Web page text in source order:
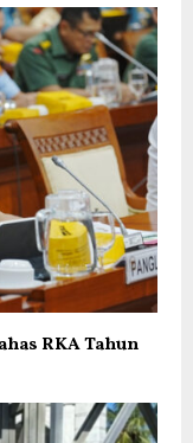
RKA Tahun